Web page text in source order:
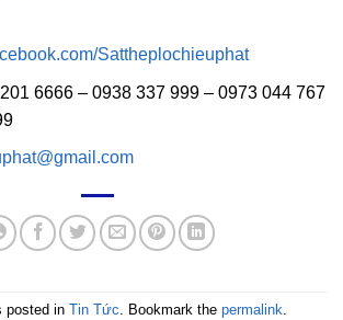
Sattheplochieuphat
6666 – 0938 337 999 – 0973 044 767
posted in Tin Tức. Bookmark the permalink.